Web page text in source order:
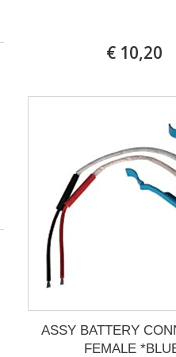
€ 10,20
ASSY BATTERY
FEMALE